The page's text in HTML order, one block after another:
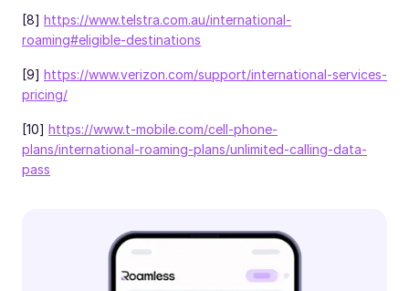
[8] https://www.telstra.com.au/international-
roaming#eligible-destinations
[9] https://www.verizon.com/support/international-services-
pricing/
[10] https://www.t-mobile.com/cell-phone-
plans/international-roaming-plans/unlimited-calling-data-
pass